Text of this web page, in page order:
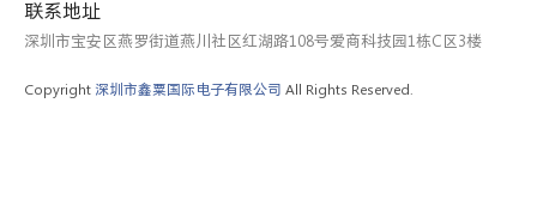
联系地址
深圳市宝安区燕罗街道燕川社区红湖路108号爱商科技园1栋C区3楼
Copyright 深圳市鑫粟国际电子有限公司 All Rights Reserved.